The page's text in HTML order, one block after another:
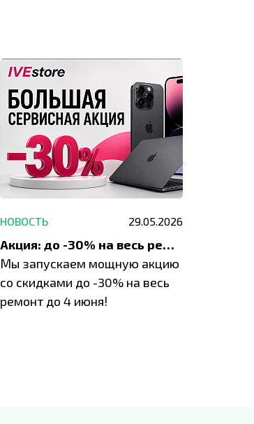
НОВОСТЬ 29.05.2026
Акция: до -30% на весь ремонт техники Apple
Мы запускаем мощную акцию
со скидками до -30% на весь
ремонт до 4 июня!